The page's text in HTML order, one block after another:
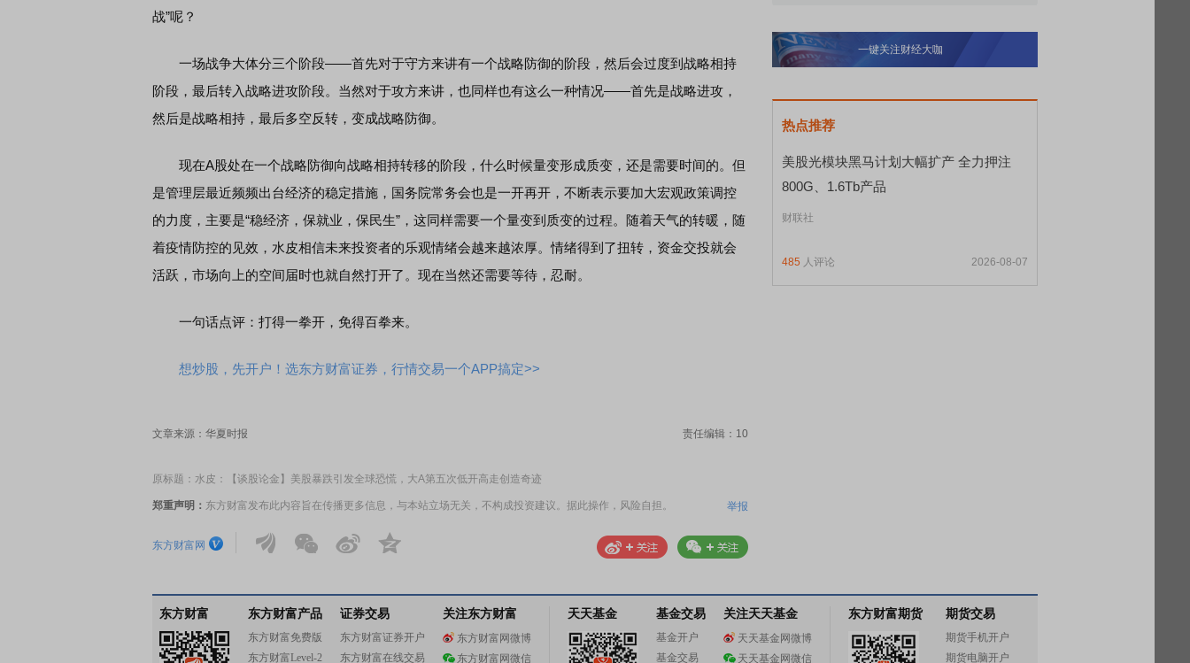
战”呢？
一场战争大体分三个阶段——首先对于守方来讲有一个战略防御的阶段，然后会过度到战略相持
阶段，最后转入战略进攻阶段。当然对于攻方来讲，也同样也有这么一种情况——首先是战略进攻，
然后是战略相持，最后多空反转，变成战略防御。
现在A股处在一个战略防御向战略相持转移的阶段，什么时候量变形成质变，还是需要时间的。但
是管理层最近频频出台经济的稳定措施，国务院常务会也是一开再开，不断表示要加大宏观政策调控
的力度，主要是“稳经济，保就业，保民生”，这同样需要一个量变到质变的过程。随着天气的转暖，随
着疫情防控的见效，水皮相信未来投资者的乐观情绪会越来越浓厚。情绪得到了扭转，资金交投就会
活跃，市场向上的空间届时也就自然打开了。现在当然还需要等待，忍耐。
一句话点评：打得一拳开，免得百拳来。
想炒股，先开户！选东方财富证券，行情交易一个APP搞定>>
文章来源：华夏时报 责任编辑：10
原标题：水皮：【谈股论金】美股暴跌引发全球恐慌，大A第五次低开高走创造奇迹
郑重声明： 东方财富发布此内容旨在传播更多信息，与本站立场无关，不构成投资建议。据此操作，风险自担。 举报
东方财富网
一键关注财经大咖
热点推荐
美股光模块黑马计划大幅扩产 全力押注
800G、1.6Tb产品
财联社
485 人评论 2026-08-07
东方财富 东方财富产品
东方财富免费版
东方财富Level-2
证券交易
东方财富证券开户
东方财富在线交易
关注东方财富
东方财富网微博
东方财富网微信
天天基金 基金交易
基金开户
基金交易
关注天天基金
天天基金网微博
天天基金网微信
东方财富期货 期货交易
期货手机开户
期货电脑开户